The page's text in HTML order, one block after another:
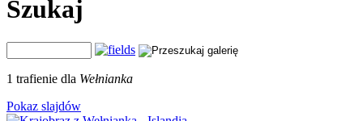
Szukaj
1 trafienie dla Wełnianka
Pokaz slajdów